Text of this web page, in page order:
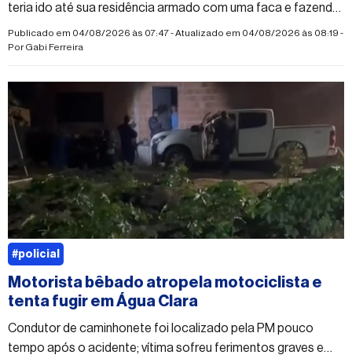
teria ido até sua residência armado com uma faca e fazendo
ameaças
Publicado em 04/08/2026 às 07:47 - Atualizado em 04/08/2026 às 08:19 -
PorGabi Ferreira
Motorista bêbado atropela motociclista e
tenta fugir em Água Clara
Condutor de caminhonete foi localizado pela PM pouco
tempo após o acidente; vítima sofreu ferimentos graves e
#policial